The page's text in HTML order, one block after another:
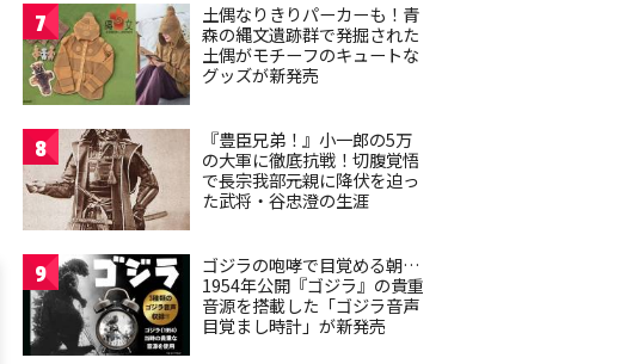
7
土偶なりきりパーカーも！青
森の縄文遺跡群で発掘された
土偶がモチーフのキュートな
グッズが新発売
8
『豊臣兄弟！』小一郎の5万
の大軍に徹底抗戦！切腹覚悟
で長宗我部元親に降伏を迫っ
た武将・谷忠澄の生涯
9
ゴジラの咆哮で目覚める朝…
1954年公開『ゴジラ』の貴重
音源を搭載した「ゴジラ音声
目覚まし時計」が新発売